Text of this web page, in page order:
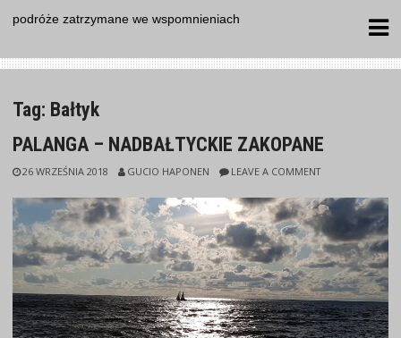
podróże zatrzymane we wspomnieniach
Tag: Bałtyk
PALANGA – NADBAŁTYCKIE ZAKOPANE
26 WRZEŚNIA 2018 GUCIO HAPONEN LEAVE A COMMENT